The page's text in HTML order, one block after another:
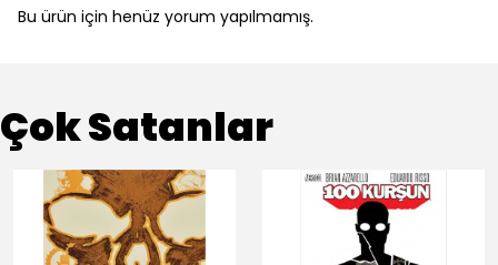
Bu ürün için henüz yorum yapılmamış.
Çok Satanlar